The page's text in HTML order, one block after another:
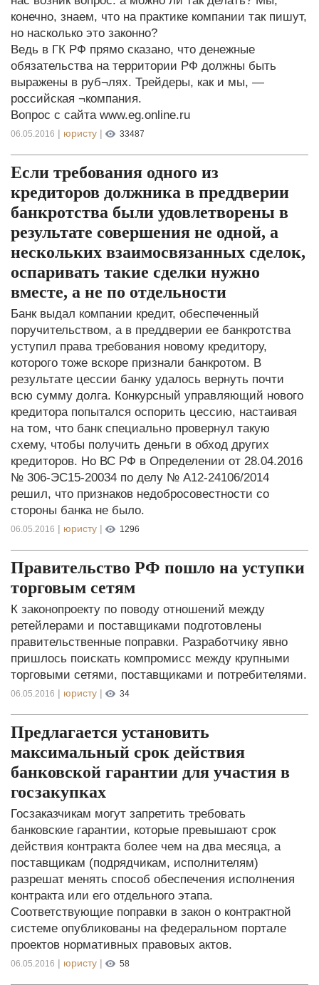
конечно, знаем, что на практике компании так пишут,
но насколько это законно?
Ведь в ГК РФ прямо сказано, что денежные
обязательства на территории РФ должны быть
выражены в руб¬лях. Трейдеры, как и мы, —
российская ¬компания.
Вопрос с сайта www.eg.online.ru
06.05.2016 | юристу | 33487
Если требования одного из
кредиторов должника в преддверии
банкротства были удовлетворены в
результате совершения не одной, а
нескольких взаимосвязанных сделок,
оспаривать такие сделки нужно
вместе, а не по отдельности
Банк выдал компании кредит, обеспеченный
поручительством, а в преддверии ее банкротства
уступил права требования новому кредитору,
которого тоже вскоре признали банкротом. В
результате цессии банку удалось вернуть почти
всю сумму долга. Конкурсный управляющий нового
кредитора попытался оспорить цессию, настаивая
на том, что банк специально провернул такую
схему, чтобы получить деньги в обход других
кредиторов. Но ВС РФ в Определении от 28.04.2016
№ 306-ЭС15-20034 по делу № А12-24106/2014
решил, что признаков недобросовестности со
стороны банка не было.
06.05.2016 | юристу | 1296
Правительство РФ пошло на уступки
торговым сетям
К законопроекту по поводу отношений между
ретейлерами и поставщиками подготовлены
правительственные поправки. Разработчику явно
пришлось поискать компромисс между крупными
торговыми сетями, поставщиками и потребителями.
06.05.2016 | юристу | 34
Предлагается установить
максимальный срок действия
банковской гарантии для участия в
госзакупках
Госзаказчикам могут запретить требовать
банковские гарантии, которые превышают срок
действия контракта более чем на два месяца, а
поставщикам (подрядчикам, исполнителям)
разрешат менять способ обеспечения исполнения
контракта или его отдельного этапа.
Соответствующие поправки в закон о контрактной
системе опубликованы на федеральном портале
проектов нормативных правовых актов.
06.05.2016 | юристу | 58